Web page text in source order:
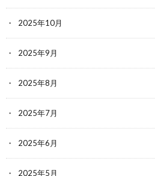
2025年10月
2025年9月
2025年8月
2025年7月
2025年6月
2025年5月